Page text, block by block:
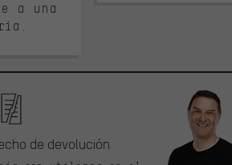
a una
de devolución